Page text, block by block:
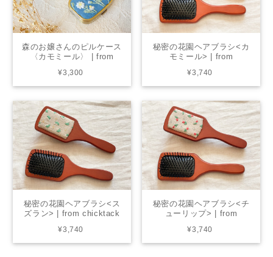
森のお嬢さんのピルケース
〈カモミール〉 | from
¥3,300
秘密の花園ヘアブラシ<カ
モミール> | from
¥3,740
秘密の花園ヘアブラシ<ス
ズラン> | from chicktack
¥3,740
秘密の花園ヘアブラシ<チ
ューリップ> | from
¥3,740